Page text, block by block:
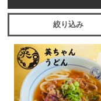
絞り込み